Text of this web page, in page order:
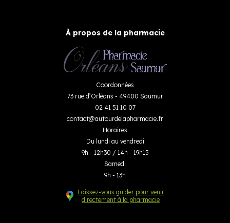
À propos de la pharmacie
Coordonnées
73 rue d’Orléans - 49400 Saumur
02 41 51 10 07
contact@autourdelapharmacie.fr
Horaires
Du lundi au vendredi
9h - 12h30 / 14h - 19h15
Samedi
9h - 13h
Laissez-vous guider pour venir
directement à la pharmacie